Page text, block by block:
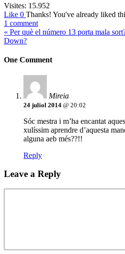
Visites: 15.952
Like 0 Thanks! You've already liked
1 comment
« Per què el número 13 porta mala
Down?
One Comment
Mireia
24 juliol 2014 @ 20:02
Sóc mestra i m’ha encantat
xulíssim aprendre d’aquesta
alguna aeb més??!!
Reply
Leave a Reply